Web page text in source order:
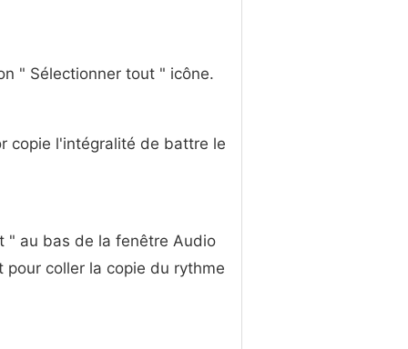
" Sélectionner tout " icône.
copie l'intégralité de battre le
" au bas de la fenêtre Audio
coller la copie du rythme